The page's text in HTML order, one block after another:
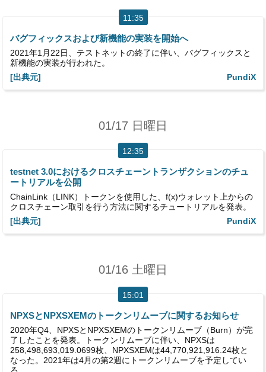
11:35
バグフィックスおよび新機能の実装を開始へ
2021年1月22日、テストネットの終了に伴い、バグフィックスと
新機能の実装が行われた。
[出典元]
PundiX
01/17 日曜日
12:35
testnet 3.0におけるクロスチェーントランザクションのチュ
ートリアルを公開
ChainLink（LINK）トークンを使用した、f(x)ウォレット上からの
クロスチェーン取引を行う方法に関するチュートリアルを発表。
[出典元]
PundiX
01/16 土曜日
15:01
NPXSとNPXSXEMのトークンリムーブに関するお知らせ
2020年Q4、NPXSとNPXSXEMのトークンリムーブ（Burn）が完
了したことを発表。トークンリムーブに伴い、NPXSは
258,498,693,019.0699枚、NPXSXEMは44,770,921,916.24枚と
なった。2021年は4月の第2週にトークンリムーブを予定してい